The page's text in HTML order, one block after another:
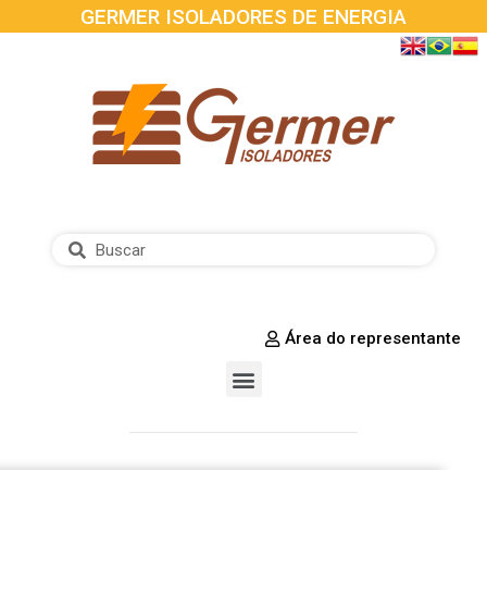
GERMER ISOLADORES DE ENERGIA
Área do representante